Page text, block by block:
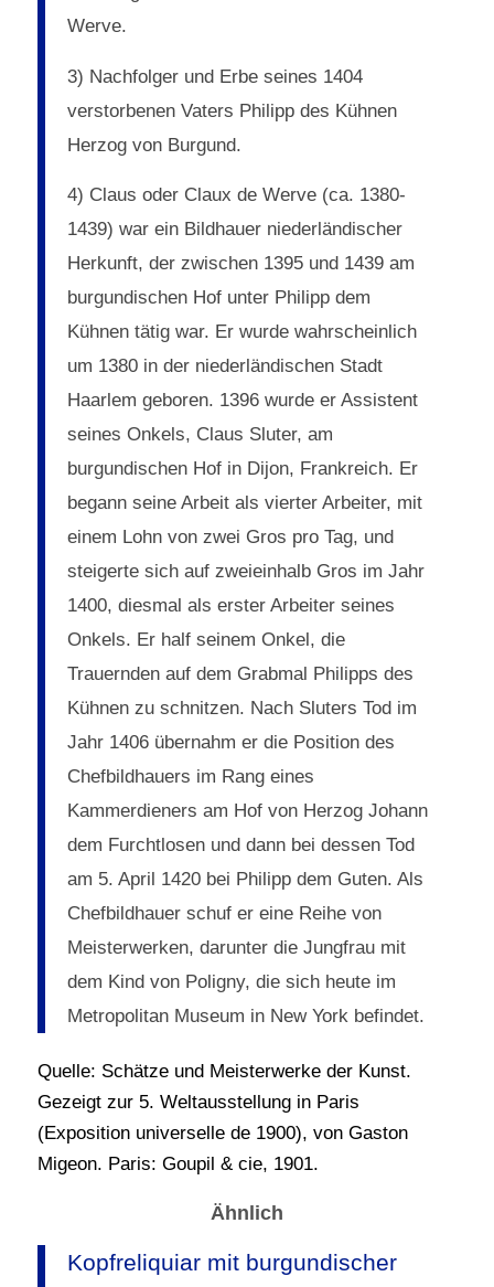
Werve.
3) Nachfolger und Erbe seines 1404
verstorbenen Vaters Philipp des Kühnen
Herzog von Burgund.
4) Claus oder Claux de Werve (ca. 1380-
1439) war ein Bildhauer niederländischer
Herkunft, der zwischen 1395 und 1439 am
burgundischen Hof unter Philipp dem
Kühnen tätig war. Er wurde wahrscheinlich
um 1380 in der niederländischen Stadt
Haarlem geboren. 1396 wurde er Assistent
seines Onkels, Claus Sluter, am
burgundischen Hof in Dijon, Frankreich. Er
begann seine Arbeit als vierter Arbeiter, mit
einem Lohn von zwei Gros pro Tag, und
steigerte sich auf zweieinhalb Gros im Jahr
1400, diesmal als erster Arbeiter seines
Onkels. Er half seinem Onkel, die
Trauernden auf dem Grabmal Philipps des
Kühnen zu schnitzen. Nach Sluters Tod im
Jahr 1406 übernahm er die Position des
Chefbildhauers im Rang eines
Kammerdieners am Hof von Herzog Johann
dem Furchtlosen und dann bei dessen Tod
am 5. April 1420 bei Philipp dem Guten. Als
Chefbildhauer schuf er eine Reihe von
Meisterwerken, darunter die Jungfrau mit
dem Kind von Poligny, die sich heute im
Metropolitan Museum in New York befindet.
Quelle: Schätze und Meisterwerke der Kunst.
Gezeigt zur 5. Weltausstellung in Paris
(Exposition universelle de 1900), von Gaston
Migeon. Paris: Goupil & cie, 1901.
Ähnlich
Kopfreliquiar mit burgundischer